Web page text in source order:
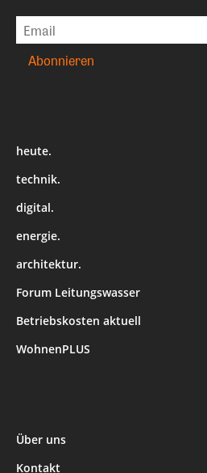
heute.
technik.
digital.
energie.
architektur.
Forum Leitungswasser
Betriebskosten aktuell
WohnenPLUS
Über uns
Kontakt